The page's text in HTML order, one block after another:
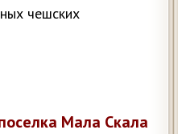
чешских
Мала Скала